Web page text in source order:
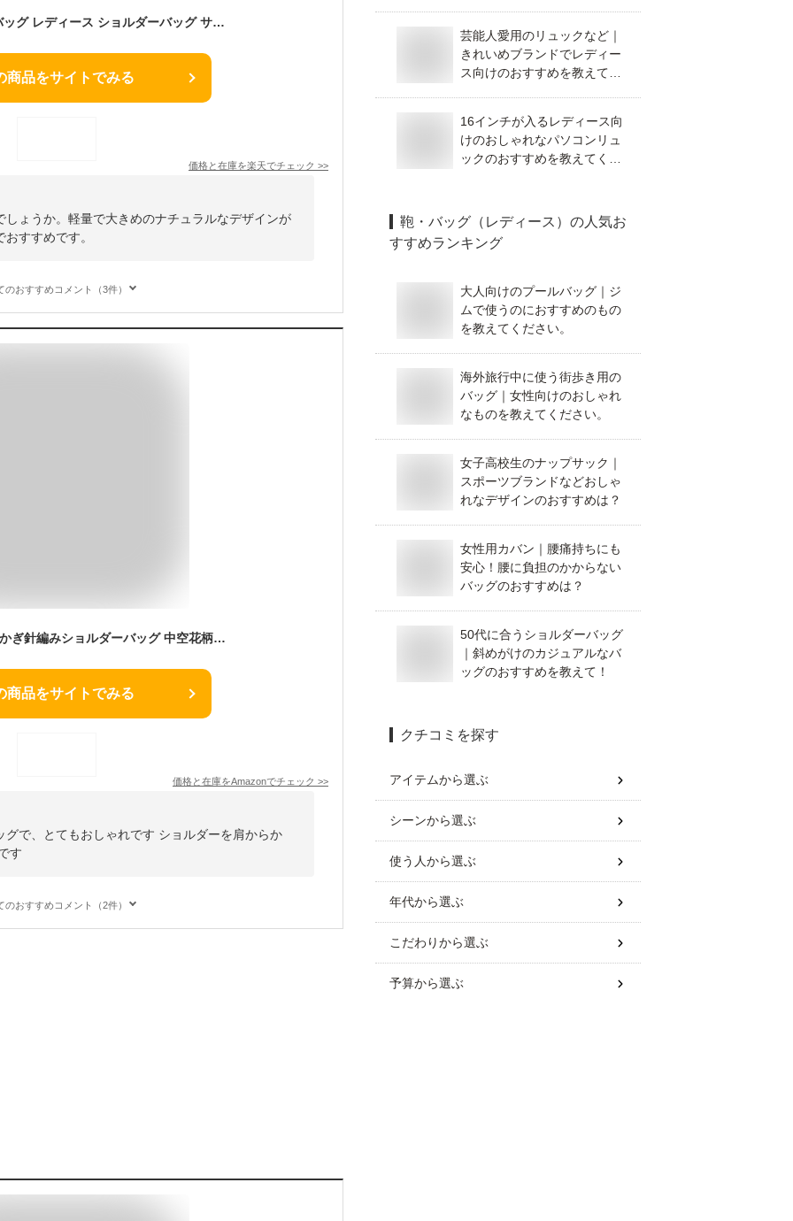
【送料無料】トートバッグ レディース ショルダーバッグ サマーバッグ エコバッグ マザーズバッグ ニットバッグ 軽量かばん 大きめ トレンド 通勤 カジュアル 可愛い シンプル ルーズ デイリー
商品をサイトでみる
価格と在庫を楽天でチェック >>
ょうか。軽量で大きめのナチュラルなデザインが
すすめです。
のおすすめコメント（3件）
Qurlon ハンドメイドかぎ針編みショルダーバッグ 中空花柄ニットビーチバッグ レディースサマースタイル, ディープブラウン
商品をサイトでみる
価格と在庫をAmazonでチェック >>
で、とてもおしゃれです ショルダーを肩からか
す
のおすすめコメント（2件）
芸能人愛用のリュックなど｜
きれいめブランドでレディー
ス向けのおすすめを教えてく
16インチが入るレディース向
けのおしゃれなパソコンリュ
ックのおすすめを教えてくだ
鞄・バッグ（レディース） の人気お
すすめランキング
大人向けのプールバッグ｜ジ
ムで使うのにおすすめのもの
を教えてください。
海外旅行中に使う街歩き用の
バッグ｜女性向けのおしゃれ
なものを教えてください。
女子高校生のナップサック｜
スポーツブランドなどおしゃ
れなデザインのおすすめは？
女性用カバン｜腰痛持ちにも
安心！腰に負担のかからない
バッグのおすすめは？
50代に合うショルダーバッグ
｜斜めがけのカジュアルなバ
ッグのおすすめを教えて！
クチコミを探す
アイテムから選ぶ
シーンから選ぶ
使う人から選ぶ
年代から選ぶ
こだわりから選ぶ
予算から選ぶ